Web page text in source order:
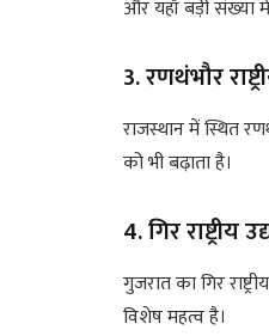
और यहाँ बड़ी संख्या
3. रणथंभौर
राजस्थान में स्थित
को भी बढ़ाता है।
4. गिर राष्ट्रीय
गुजरात का गिर
विशेष महत्व है।